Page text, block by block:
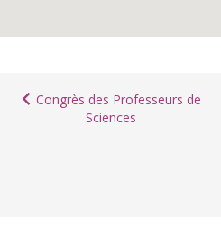
Congrès des Professeurs de
Sciences